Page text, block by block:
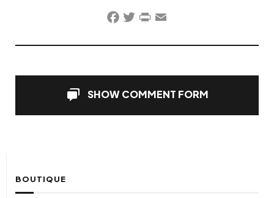
Facebook
TwitterPrintFriendly
Email
SHOW COMMENT FORM
BOUTIQUE